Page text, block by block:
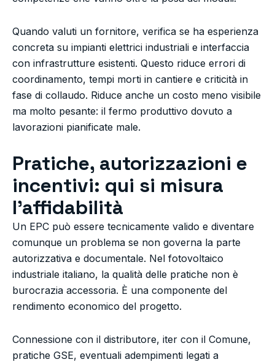
Quando valuti un fornitore, verifica se ha esperienza
concreta su impianti elettrici industriali e interfaccia
con infrastrutture esistenti. Questo riduce errori di
coordinamento, tempi morti in cantiere e criticità in
fase di collaudo. Riduce anche un costo meno visibile
ma molto pesante: il fermo produttivo dovuto a
lavorazioni pianificate male.
Pratiche, autorizzazioni e
incentivi: qui si misura
l’affidabilità
Un EPC può essere tecnicamente valido e diventare
comunque un problema se non governa la parte
autorizzativa e documentale. Nel fotovoltaico
industriale italiano, la qualità delle pratiche non è
burocrazia accessoria. È una componente del
rendimento economico del progetto.
Connessione con il distributore, iter con il Comune,
pratiche GSE, eventuali adempimenti legati a